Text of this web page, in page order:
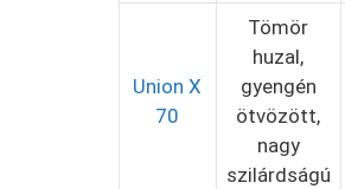
Union X
70
Tömör
huzal,
gyengén
ötvözött,
nagy
szilárdságú